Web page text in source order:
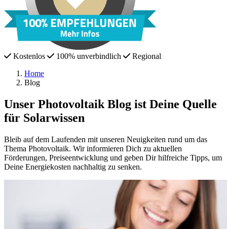
Kostenlos 100% unverbindlich
Regional
Home
Blog
Unser Photovoltaik Blog ist Deine Quelle
für Solarwissen
Bleib auf dem Laufenden mit unseren Neuigkeiten rund um das
Thema Photovoltaik. Wir informieren Dich zu aktuellen
Förderungen, Preiseentwicklung und geben Dir hilfreiche Tipps, um
Deine Energiekosten nachhaltig zu senken.